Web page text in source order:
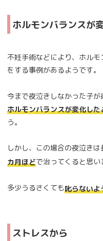
ホルモンバランスが
不妊手術などにより、ホル
をする事例があるようです。
今まで夜泣きしなかった子
ホルモンバランスが変化した
う。
しかし、この場合の夜泣き
カ月ほどで治ってくると思い
多少うるさくても叱らないよ
ストレスから